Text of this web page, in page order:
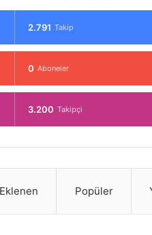
2.791 Takip
0 Aboneler
3.200 Takipçi
Popüler